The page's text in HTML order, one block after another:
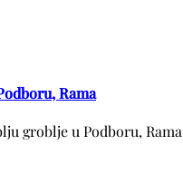
Rama
groblje u Podboru, Rama